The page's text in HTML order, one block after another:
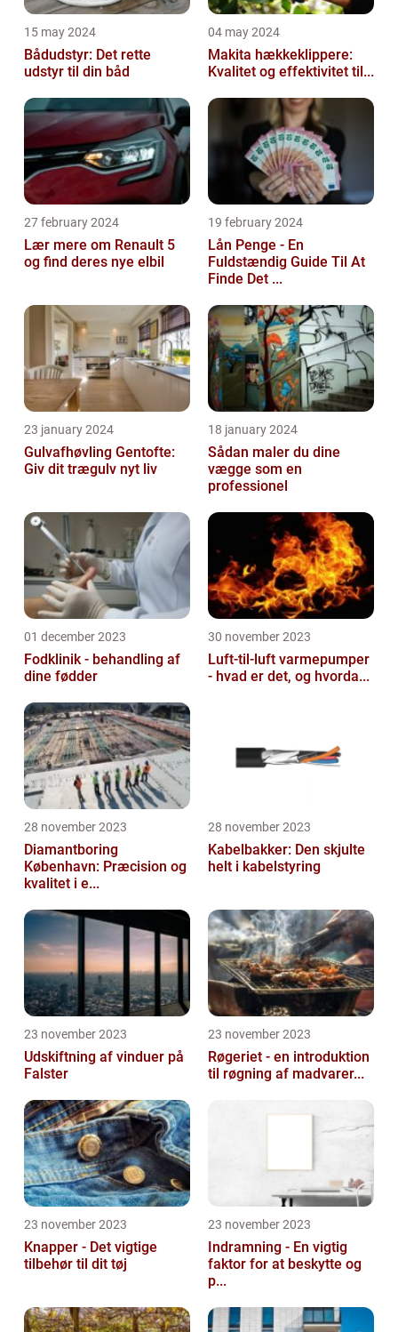
15 may 2024
Bådudstyr: Det rette
udstyr til din båd
04 may 2024
Makita hækkeklippere:
Kvalitet og effektivitet til...
27 february 2024
Lær mere om Renault 5
og find deres nye elbil
19 february 2024
Lån Penge - En
Fuldstændig Guide Til At
Finde Det ...
23 january 2024
Gulvafhøvling Gentofte:
Giv dit trægulv nyt liv
18 january 2024
Sådan maler du dine
vægge som en
professionel
01 december 2023
Fodklinik - behandling af
dine fødder
30 november 2023
Luft-til-luft varmepumper
- hvad er det, og hvorda...
28 november 2023
Diamantboring
København: Præcision og
kvalitet i e...
28 november 2023
Kabelbakker: Den skjulte
helt i kabelstyring
23 november 2023
Udskiftning af vinduer på
Falster
23 november 2023
Røgeriet - en introduktion
til røgning af madvarer...
23 november 2023
Knapper - Det vigtige
tilbehør til dit tøj
23 november 2023
Indramning - En vigtig
faktor for at beskytte og
p...